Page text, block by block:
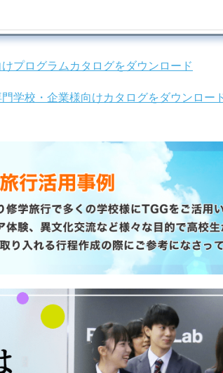
プログラムカタログをダウンロード
学校・企業様向けカタログをダウンロー